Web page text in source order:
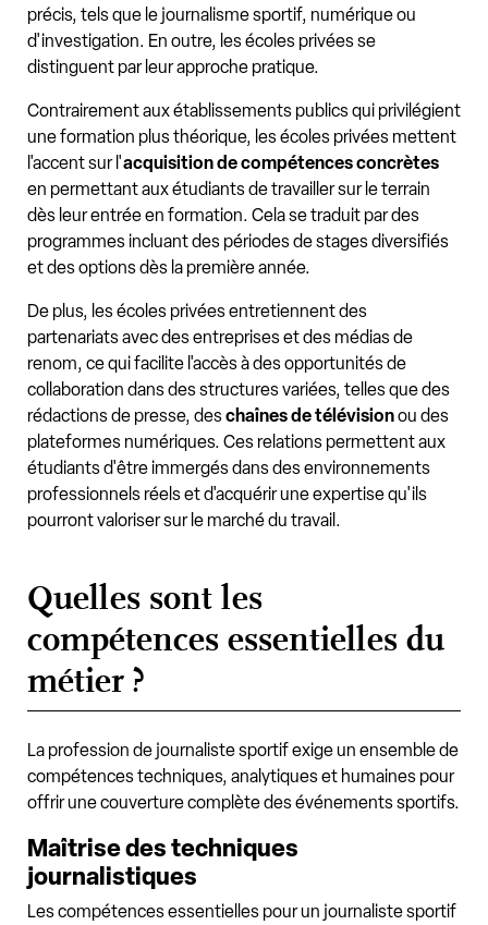
précis, tels que le journalisme sportif, numérique ou
d'investigation. En outre, les écoles privées se
distinguent par leur approche pratique.
Contrairement aux établissements publics qui privilégient
une formation plus théorique, les écoles privées mettent
l'accent sur l'acquisition de compétences concrètes
en permettant aux étudiants de travailler sur le terrain
dès leur entrée en formation. Cela se traduit par des
programmes incluant des périodes de stages diversifiés
et des options dès la première année.
De plus, les écoles privées entretiennent des
partenariats avec des entreprises et des médias de
renom, ce qui facilite l'accès à des opportunités de
collaboration dans des structures variées, telles que des
rédactions de presse, deschaînes de télévisionou des
plateformes numériques. Ces relations permettent aux
étudiants d'être immergés dans des environnements
professionnels réels et d'acquérir une expertise qu'ils
pourront valoriser sur le marché du travail.
Quelles sont les
compétences essentielles du
métier ?
La profession de journaliste sportif exige un ensemble de
compétences techniques, analytiques et humaines pour
offrir une couverture complète des événements sportifs.
Maîtrise des techniques
journalistiques
Les compétences essentielles pour un journaliste sportif